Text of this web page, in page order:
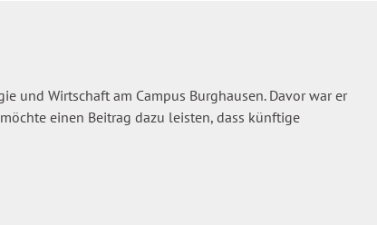
und Wirtschaft am Campus Burghausen. Davor war er
einen Beitrag dazu leisten, dass künftige